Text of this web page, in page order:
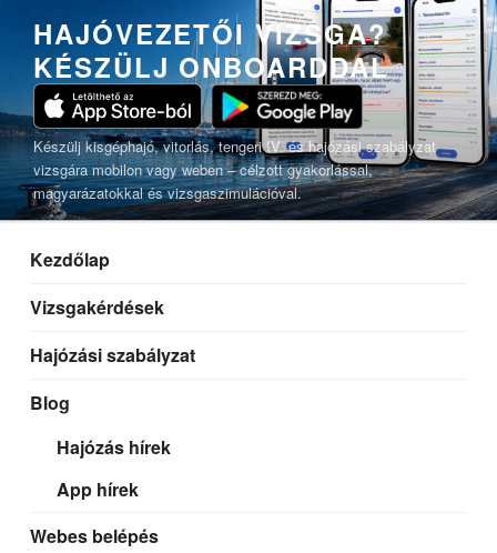
HAJÓVEZETŐI VIZSGA?
KÉSZÜLJ ONBOARDDAL
Készülj kisgéphajó, vitorlás, tengeri IV. és hajózási szabályzat
vizsgára mobilon vagy weben – célzott gyakorlással,
magyarázatokkal és vizsgaszimulációval.
Kezdőlap
Vizsgakérdések
Hajózási szabályzat
Blog
Hajózás hírek
App hírek
Webes belépés